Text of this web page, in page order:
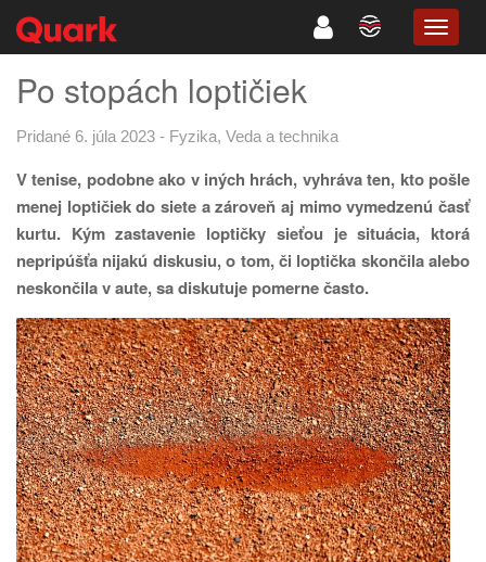
Po stopách loptičiek
Pridané 6. júla 2023 - Fyzika, Veda a technika
V tenise, podobne ako v iných hrách, vyhráva ten, kto pošle
menej loptičiek do siete a zároveň aj mimo vymedzenú časť
kurtu. Kým zastavenie loptičky sieťou je situácia, ktorá
nepripúšťa nijakú diskusiu, o tom, či loptička skončila alebo
neskončila v aute, sa diskutuje pomerne často.